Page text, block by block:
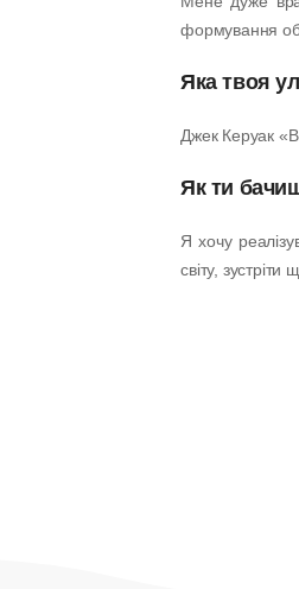
формування
Яка твоя
Джек Керуак
Як ти
Я хочу
світу,